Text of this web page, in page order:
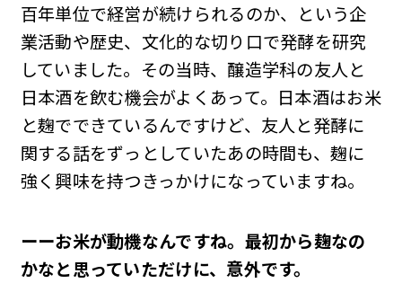
百年単位で経営が続けられるのか、という企
業活動や歴史、文化的な切り口で発酵を研究
していました。その当時、醸造学科の友人と
日本酒を飲む機会がよくあって。日本酒はお米
と麹でできているんですけど、友人と発酵に
関する話をずっとしていたあの時間も、麹に
強く興味を持つきっかけになっていますね。
ーーお米が動機なんですね。最初から麹なの
かなと思っていただけに、意外です。